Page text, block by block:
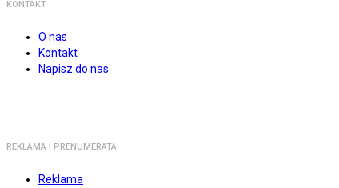
KONTAKT
O nas
Kontakt
Napisz do nas
REKLAMA I PRENUMERATA
Reklama